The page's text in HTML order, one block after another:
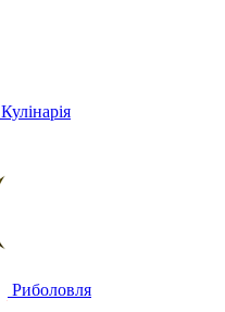
Кулінарія
Риболовля